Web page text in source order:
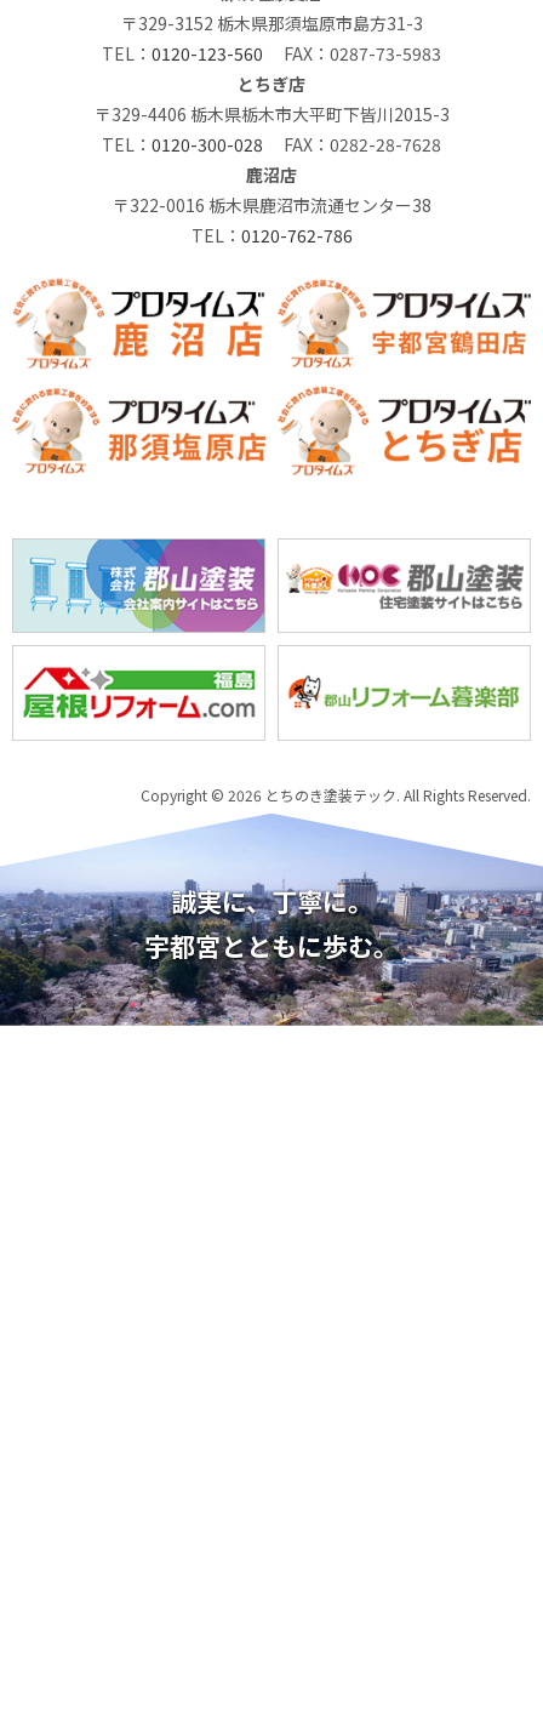
〒329-3152 栃木県那須塩原市島方31-3
TEL： 0120-123-560 FAX：0287-73-5983
とちぎ店
〒329-4406 栃木県栃木市大平町下皆川2015-3
TEL： 0120-300-028 FAX：0282-28-7628
鹿沼店
〒322-0016 栃木県鹿沼市流通センター38
TEL： 0120-762-786
Copyright © 2026 とちのき塗装テック. All Rights Reserved.
誠実に、丁寧に。
宇都宮とともに歩む。